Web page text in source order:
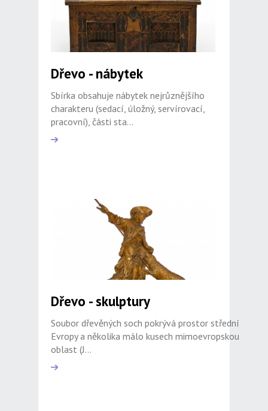
Dřevo - nábytek
Sbírka obsahuje nábytek nejrůznějšího
charakteru (sedací, úložný, servírovací,
pracovní), části sta...
Dřevo - skulptury
Soubor dřevěných soch pokrývá prostor střední
Evropy a několika málo kusech mimoevropskou
oblast (J...